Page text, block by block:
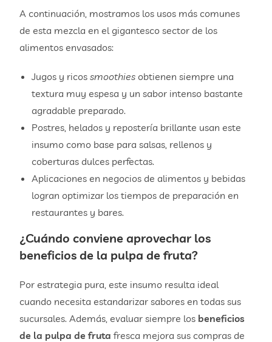
A continuación, mostramos los usos más comunes
de esta mezcla en el gigantesco sector de los
alimentos envasados:
Jugos y ricossmoothies obtienen siempre una
textura muy espesa y un sabor intenso bastante
agradable preparado.
Postres, helados y repostería brillante usan este
insumo como base para salsas, rellenos y
coberturas dulces perfectas.
Aplicaciones en negocios de alimentos y bebidas
logran optimizar los tiempos de preparación en
restaurantes y bares.
¿Cuándo conviene aprovechar los
beneficios de la pulpa de fruta?
Por estrategia pura, este insumo resulta ideal
cuando necesita estandarizar sabores en todas sus
sucursales. Además, evaluar siempre los beneficios
de la pulpa de fruta fresca mejora sus compras de